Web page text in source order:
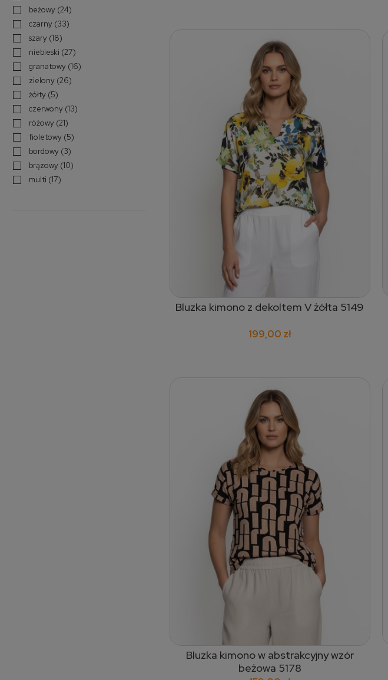
beżowy (24)
czarny (33)
szary (18)
niebieski (27)
granatowy (16)
zielony (26)
żółty (5)
czerwony (13)
różowy (21)
fioletowy (5)
bordowy (3)
brązowy (10)
multi (17)
dodaj do koszyka
Bluzka kimono z dekoltem V żółta 5149
199,00 zł
dodaj do koszyka
Bluzka kimono w abstrakcyjny wzór
beżowa 5178